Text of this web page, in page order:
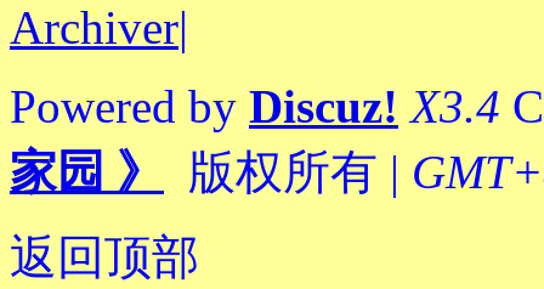
Archiver|
Powered by Discuz! X3.4
家园 》
版权所有 |
返回顶部